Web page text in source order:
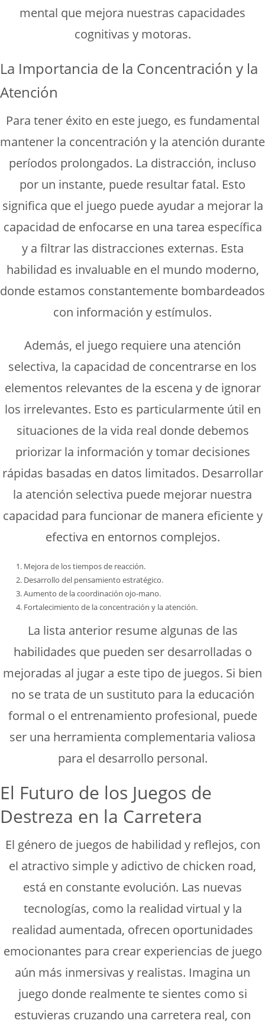
mental que mejora nuestras capacidades
cognitivas y motoras.
La Importancia de la Concentración y la
Atención
Para tener éxito en este juego, es fundamental
mantener la concentración y la atención durante
períodos prolongados. La distracción, incluso
por un instante, puede resultar fatal. Esto
significa que el juego puede ayudar a mejorar la
capacidad de enfocarse en una tarea específica
y a filtrar las distracciones externas. Esta
habilidad es invaluable en el mundo moderno,
donde estamos constantemente bombardeados
con información y estímulos.
Además, el juego requiere una atención
selectiva, la capacidad de concentrarse en los
elementos relevantes de la escena y de ignorar
los irrelevantes. Esto es particularmente útil en
situaciones de la vida real donde debemos
priorizar la información y tomar decisiones
rápidas basadas en datos limitados. Desarrollar
la atención selectiva puede mejorar nuestra
capacidad para funcionar de manera eficiente y
efectiva en entornos complejos.
Mejora de los tiempos de reacción.
Desarrollo del pensamiento estratégico.
Aumento de la coordinación ojo-mano.
Fortalecimiento de la concentración y la atención.
La lista anterior resume algunas de las
habilidades que pueden ser desarrolladas o
mejoradas al jugar a este tipo de juegos. Si bien
no se trata de un sustituto para la educación
formal o el entrenamiento profesional, puede
ser una herramienta complementaria valiosa
para el desarrollo personal.
El Futuro de los Juegos de
Destreza en la Carretera
El género de juegos de habilidad y reflejos, con
el atractivo simple y adictivo de chicken road,
está en constante evolución. Las nuevas
tecnologías, como la realidad virtual y la
realidad aumentada, ofrecen oportunidades
emocionantes para crear experiencias de juego
aún más inmersivas y realistas. Imagina un
juego donde realmente te sientes como si
estuvieras cruzando una carretera real, con